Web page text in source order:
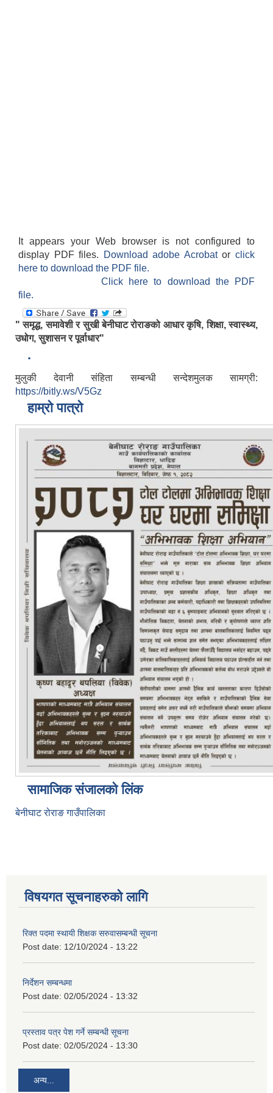
It appears your Web browser is not configured to
display PDF files.
Download adobe Acrobatorclick
here to download the PDF file.
Click here to download the PDF
file.
" समृद्ध, समावेशी र सुखी बेनीघाट रोराङको आधार कृषि, शिक्षा, स्वास्थ्य,
उधोग, सुशासन र पूर्वाधार"
.
मुलुकी देवानी संहिता सम्बन्धी सन्देशमुलक सामग्री:
https://bitly.ws/V5Gz
हाम्रो पात्रो
सामाजिक संजालको लिंक
बेनीघाट रोराङ गाउँपालिका
विषयगत सूचनाहरुको लागि
रिक्त पदमा स्थायी शिक्षक सरुवासम्बन्धी सूचना
Post date: 12/10/2024 - 13:22
निर्देशन सम्बन्धमा
Post date: 02/05/2024 - 13:32
प्रस्ताव पत्र पेश गर्ने सम्बन्धी सूचना
Post date: 02/05/2024 - 13:30
अन्य...